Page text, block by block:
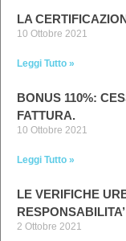
LA
10 Ottobre 2021
Leggi Tutto »
BONUS 110%:
FATTURA.
10 Ottobre 2021
Leggi Tutto »
LE VERIFICHE
RESPONSABILITA’
2 Ottobre 2021